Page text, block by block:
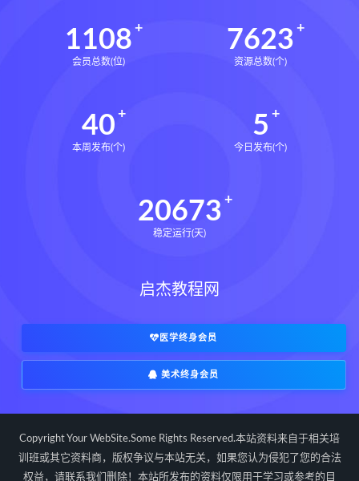
1108
会员总数(位)
7623
资源总数(个)
40
本周发布(个)
5
今日发布(个)
20673
稳定运行(天)
启杰教程网
医学终身会员
美术终身会员
Copyright Your WebSite.Some Rights Reserved.本站资料来自于相关培
训班或其它资料商，版权争议与本站无关，如果您认为侵犯了您的合法
权益，请联系我们删除！本站所发布的资料仅限用于学习或参考的目